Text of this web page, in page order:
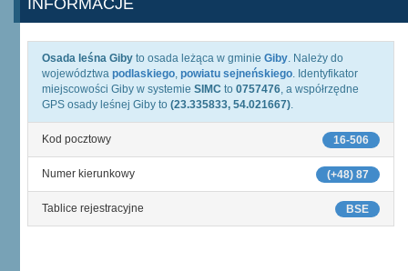
INFORMACJE
Osada leśna Giby to osada leżąca w gminie Giby. Należy do
województwa podlaskiego, powiatu sejneńskiego. Identyfikator
miejscowości Giby w systemie SIMC to 0757476, a współrzędne
GPS osady leśnej Giby to (23.335833, 54.021667).
16-506
Kod pocztowy
(+48) 87
Numer kierunkowy
BSE
Tablice rejestracyjne